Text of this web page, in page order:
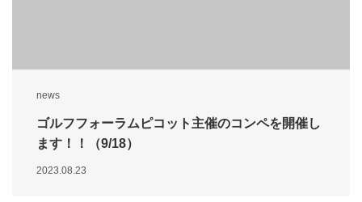
news
ゴルフフォーラムピコット主催のコンペを開催し
ます！！（9/18）
2023.08.23